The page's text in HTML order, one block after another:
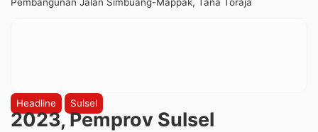
Headline Sulsel
2023, Pemprov Sulsel